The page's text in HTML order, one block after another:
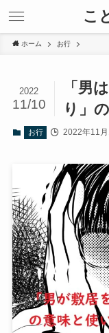
こ
ホーム お行
「男
り」
2022
11/10
お行 2022年11月